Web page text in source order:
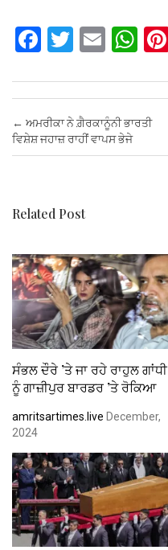
F
ce
b
o
T
tt
er
E
ail
W
at
s
Post navigation
← ਅਮਰੀਕਾ ਨੇ ਗ਼ੈਰਕਾਨੂੰਨੀ ਭਾਰਤੀ
ਵਿਸ਼ੇਸ਼ ਜਹਾਜ਼ ਰਾਹੀਂ ਵਾਪਸ ਭੇਜੇ
Related Post
ਸੰਭਲ ਦੌਰੇ ’ਤੇ ਜਾ ਰਹੇ ਰਾਹੁਲ ਗਾਂਧੀ
ਨੂੰ ਗਾਜ਼ੀਪੁਰ ਬਾਰਡਰ ’ਤੇ ਰੋਕਿਆ
amritsartimes.live December,
2024